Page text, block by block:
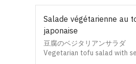
Salade végétarienne au
japonaise
豆腐のベジタリアンサラダ
Vegetarian tofu salad with